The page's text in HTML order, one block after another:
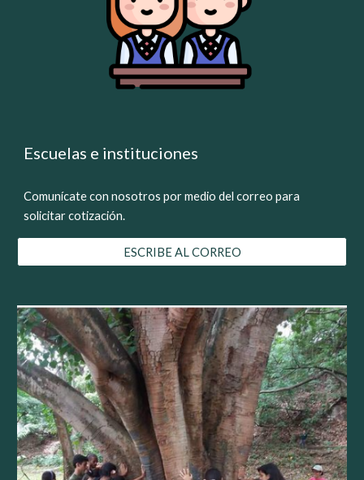
Escuelas e instituciones
Comunícate con nosotros por medio del correo para
solicitar cotización.
ESCRIBE AL CORREO